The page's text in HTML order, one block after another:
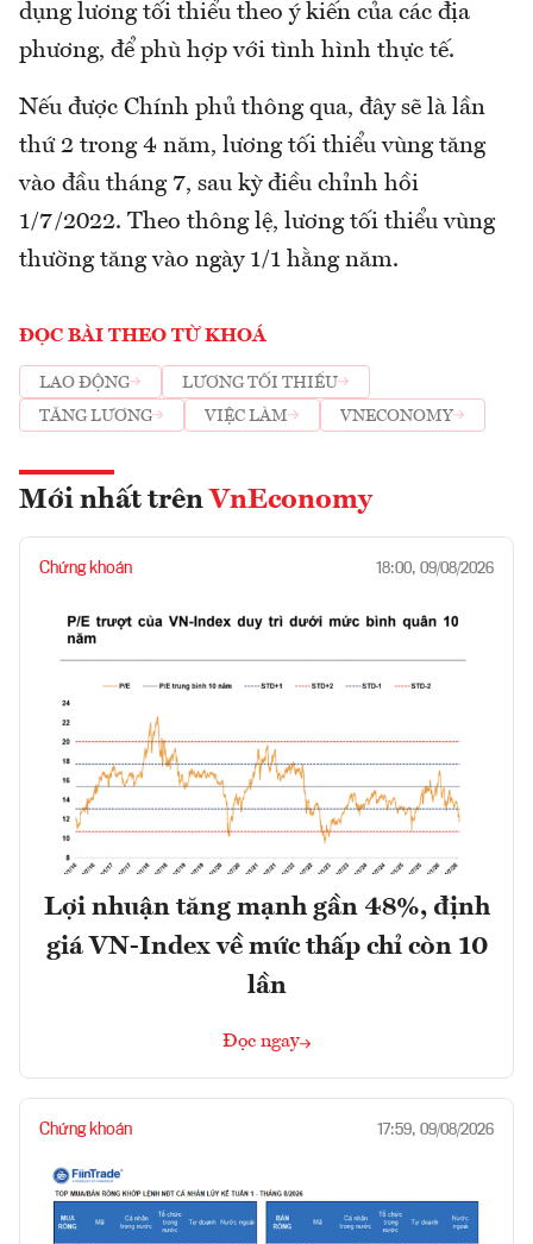
dụng lương tối thiểu theo ý kiến của các địa
phương, để phù hợp với tình hình thực tế.
Nếu được Chính phủ thông qua, đây sẽ là lần
thứ 2 trong 4 năm, lương tối thiểu vùng tăng
vào đầu tháng 7, sau kỳ điều chỉnh hồi
1/7/2022. Theo thông lệ, lương tối thiểu vùng
thường tăng vào ngày 1/1 hằng năm.
ĐỌC BÀI THEO TỪ KHOÁ
LAO ĐỘNG
LƯƠNG TỐI THIỂU
TĂNG LƯƠNG
VIỆC LÀM VNECONOMY
Mới nhất trên VnEconomy
Chứng khoán 18:00, 09/08/2026
Lợi nhuận tăng mạnh gần 48%, định
giá VN-Index về mức thấp chỉ còn 10
lần
Đọc ngay
Chứng khoán 17:59, 09/08/2026